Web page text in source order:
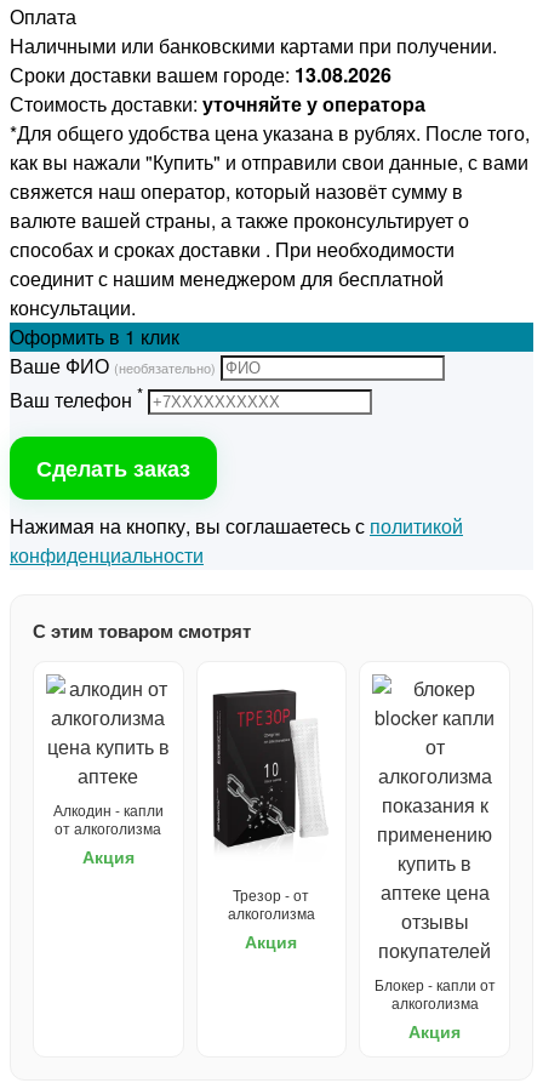
Оплата
Наличными или банковскими картами при получении.
Сроки доставки вашем городе: 13.08.2026
Стоимость доставки: уточняйте у оператора
*Для общего удобства цена указана в рублях. После того,
как вы нажали "Купить" и отправили свои данные, с вами
свяжется наш оператор, который назовёт сумму в
валюте вашей страны, а также проконсультирует о
способах и сроках доставки . При необходимости
соединит с нашим менеджером для бесплатной
консультации.
Оформить в 1 клик
Ваше ФИО (необязательно)
Ваш телефон *
Сделать заказ
Нажимая на кнопку, вы соглашаетесь с политикой
конфиденциальности
С этим товаром смотрят
Алкодин - капли
от алкоголизма
Акция
Трезор - от
алкоголизма
Акция
Блокер - капли от
алкоголизма
Акция